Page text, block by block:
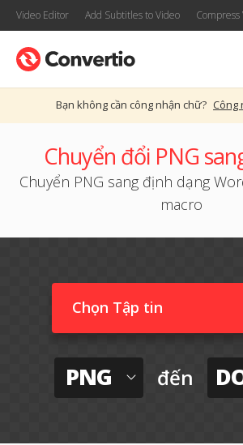
Video Editor Add Subtitles to Video Compress
Bạn không cần công nhận chữ? Công
Chuyển đổi PNG
Chuyển PNG sang định dạng
macro
Chọn Tập tin
PNG đến